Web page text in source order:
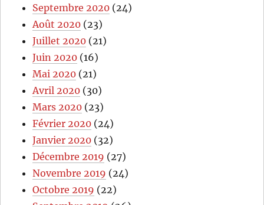
Septembre 2020 (24)
Août 2020 (23)
Juillet 2020 (21)
Juin 2020 (16)
Mai 2020 (21)
Avril 2020 (30)
Mars 2020 (23)
Février 2020 (24)
Janvier 2020 (32)
Décembre 2019 (27)
Novembre 2019 (24)
Octobre 2019 (22)